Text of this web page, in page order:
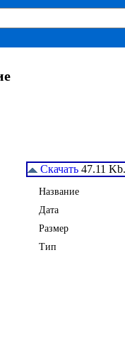
Скачать 47.11 Kb.
Название
Дата
Размер
Тип